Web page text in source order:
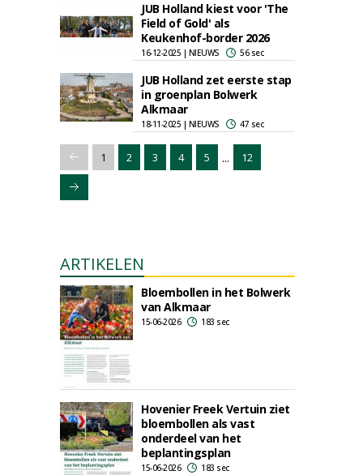
JUB Holland kiest voor 'The
Field of Gold' als
Keukenhof-border 2026
16-12-2025 | NIEUWS 56 sec
JUB Holland zet eerste stap
in groenplan Bolwerk
Alkmaar
18-11-2025 | NIEUWS 47 sec
1 2 3 4 5 ... 12
ARTIKELEN
Bloembollen in het Bolwerk
van Alkmaar
15-06-2026 183 sec
Hovenier Freek Vertuin ziet
bloembollen als vast
onderdeel van het
beplantingsplan
15-06-2026 183 sec